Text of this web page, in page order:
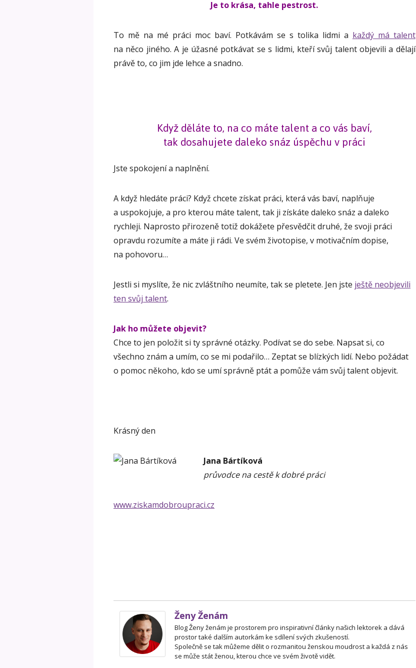
Je to krása, tahle pestrost.
To mě na mé práci moc baví. Potkávám se s tolika lidmi a každý má talent
na něco jiného. A je úžasné potkávat se s lidmi, kteří svůj talent objevili a dělají
právě to, co jim jde lehce a snadno.
Když děláte to, na co máte talent a co vás baví,
tak dosahujete daleko snáz úspěchu v práci
Jste spokojení a naplnění.
A když hledáte práci? Když chcete získat práci, která vás baví, naplňuje
a uspokojuje, a pro kterou máte talent, tak ji získáte daleko snáz a daleko
rychleji. Naprosto přirozeně totiž dokážete přesvědčit druhé, že svoji práci
opravdu rozumíte a máte ji rádi. Ve svém životopise, v motivačním dopise,
na pohovoru…
Jestli si myslíte, že nic zvláštního neumíte, tak se pletete. Jen jste ještě neobjevili
ten svůj talent.
Jak ho můžete objevit?
Chce to jen položit si ty správné otázky. Podívat se do sebe. Napsat si, co
všechno znám a umím, co se mi podařilo… Zeptat se blízkých lidí. Nebo požádat
o pomoc někoho, kdo se umí správně ptát a pomůže vám svůj talent objevit.
Krásný den
Jana Bártíková
průvodce na cestě k dobré práci
www.ziskamdobroupraci.cz
Ženy Ženám
Blog Ženy ženám je prostorem pro inspirativní články našich lektorek a dává
prostor také dalším autorkám ke sdílení svých zkušeností.
Společně se tak můžeme dělit o rozmanitou ženskou moudrost a každá z nás
se může stát ženou, kterou chce ve svém životě vidět.